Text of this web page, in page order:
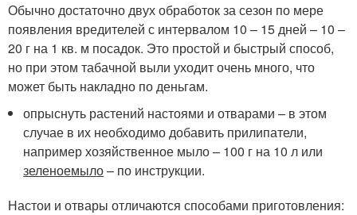
Обычно достаточно двух обработок за сезон по мере
появления вредителей с интервалом 10 – 15 дней – 10 –
20 г на 1 кв. м посадок. Это простой и быстрый способ,
но при этом табачной выли уходит очень много, что
может быть накладно по деньгам.
опрыснуть растений настоями и отварами – в этом
случае в их необходимо добавить прилипатели,
например хозяйственное мыло – 100 г на 10 л или
зеленоемыло– по инструкции.
Настои и отвары отличаются способами приготовления: